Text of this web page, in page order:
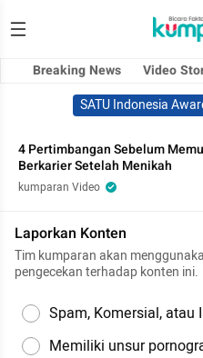
Breaking News Video
SATU Indonesia
4 Pertimbangan Sebelum
Berkarier Setelah Menikah
kumparan Video
Laporkan Konten
Tim kumparan akan
pengecekan terhadap konten ini.
Spam, Komersial, atau
Memiliki unsur